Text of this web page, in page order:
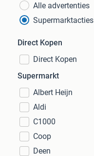
Alle advertenties
Supermarktacties
Direct Kopen
Direct Kopen
Supermarkt
Albert Heijn
Aldi
C1000
Coop
Deen